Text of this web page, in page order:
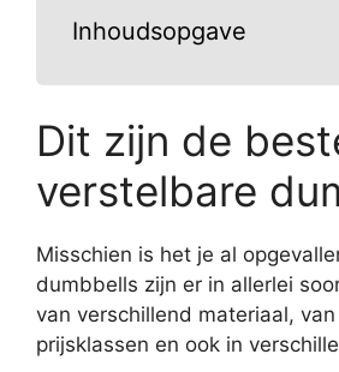
Inhoudsopgave
Dit zijn de
verstelbare
Misschien is het je al
dumbbells zijn er in allerlei
van verschillend materiaal,
prijsklassen en ook in